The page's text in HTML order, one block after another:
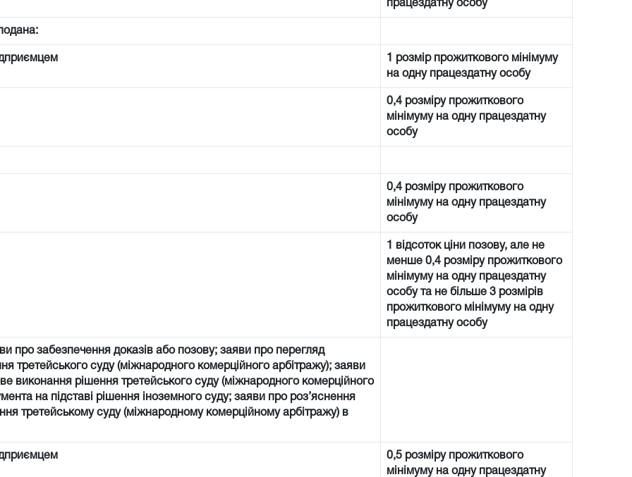
працездатну особу
1 розмір прожиткового мінімуму
на одну працездатну особу
0,4 розміру прожиткового
мінімуму на одну працездатну
особу
0,4 розміру прожиткового
мінімуму на одну працездатну
особу
1 відсоток ціни позову, але не
менше 0,4 розміру прожиткового
мінімуму на одну працездатну
особу та не більше 3 розмірів
прожиткового мінімуму на одну
працездатну особу
про забезпечення доказів або позову; заяви про перегляд
третейського суду (міжнародного комерційного арбітражу); заяви
виконання рішення третейського суду (міжнародного комерційного
на підставі рішення іноземного суду; заяви про роз’яснення
третейському суду (міжнародному комерційному арбітражу) в
0,5 розміру прожиткового
мінімуму на одну працездатну